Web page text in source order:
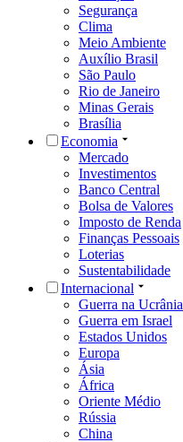
Segurança
Clima
Meio Ambiente
Auxílio Brasil
São Paulo
Rio de Janeiro
Minas Gerais
Brasília
Economia
Mercado
Investimentos
Banco Central
Bolsa de Valores
Imposto de Renda
Finanças Pessoais
Loterias
Sustentabilidade
Internacional
Guerra na Ucrânia
Guerra em Israel
Estados Unidos
Europa
Ásia
África
Oriente Médio
Rússia
China